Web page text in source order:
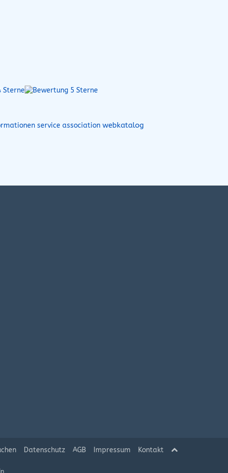
service association webkatalog
Datenschutz AGB Impressum Kontakt